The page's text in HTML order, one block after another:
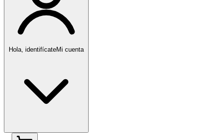
Hola, identifícate Mi cuenta